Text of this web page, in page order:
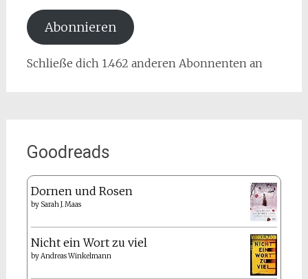
Adresse
Abonnieren
Schließe dich 1.462 anderen Abonnenten an
Goodreads
Dornen und Rosen
by Sarah J. Maas
Nicht ein Wort zu viel
byAndreas Winkelmann